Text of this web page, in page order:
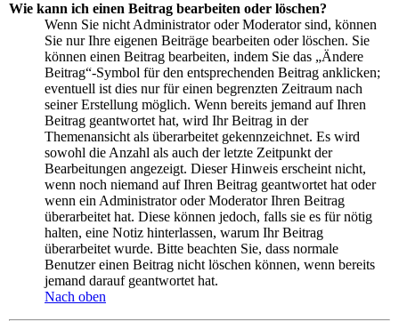
Wie kann ich einen Beitrag bearbeiten oder löschen?
Wenn Sie nicht Administrator oder Moderator sind, können
Sie nur Ihre eigenen Beiträge bearbeiten oder löschen. Sie
können einen Beitrag bearbeiten, indem Sie das „Ändere
Beitrag“-Symbol für den entsprechenden Beitrag anklicken;
eventuell ist dies nur für einen begrenzten Zeitraum nach
seiner Erstellung möglich. Wenn bereits jemand auf Ihren
Beitrag geantwortet hat, wird Ihr Beitrag in der
Themenansicht als überarbeitet gekennzeichnet. Es wird
sowohl die Anzahl als auch der letzte Zeitpunkt der
Bearbeitungen angezeigt. Dieser Hinweis erscheint nicht,
wenn noch niemand auf Ihren Beitrag geantwortet hat oder
wenn ein Administrator oder Moderator Ihren Beitrag
überarbeitet hat. Diese können jedoch, falls sie es für nötig
halten, eine Notiz hinterlassen, warum Ihr Beitrag
überarbeitet wurde. Bitte beachten Sie, dass normale
Benutzer einen Beitrag nicht löschen können, wenn bereits
jemand darauf geantwortet hat.
Nach oben